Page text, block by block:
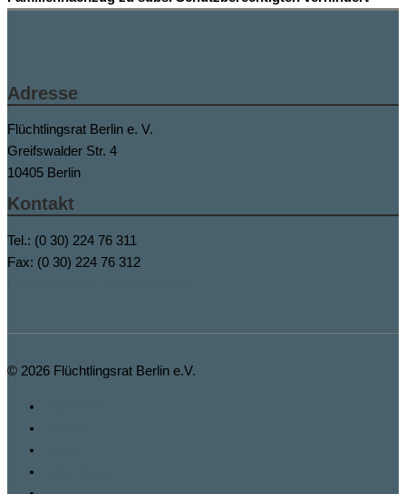
Adresse
Flüchtlingsrat Berlin e. V.
Greifswalder Str. 4
10405 Berlin
Kontakt
Tel.: (0 30) 224 76 311
Fax: (0 30) 224 76 312
© 2026 Flüchtlingsrat Berlin e.V.